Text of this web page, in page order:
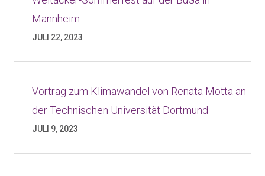
Mannheim
JULI 22, 2023
Vortrag zum Klimawandel von Renata Motta an
der Technischen Universität Dortmund
JULI 9, 2023